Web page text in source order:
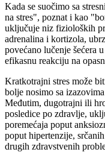
Kada se suočimo sa
na stres", poznat i kao
uključuje niz fizioloških
adrenalina i kortizola,
povećano lučenje šećera
efikasnu reakciju na
Kratkotrajni stres može
bolje nosimo sa
Međutim, dugotrajni ili
posledice po zdravlje,
poremećaja poput
poput hipertenzije,
drugih zdravstvenih